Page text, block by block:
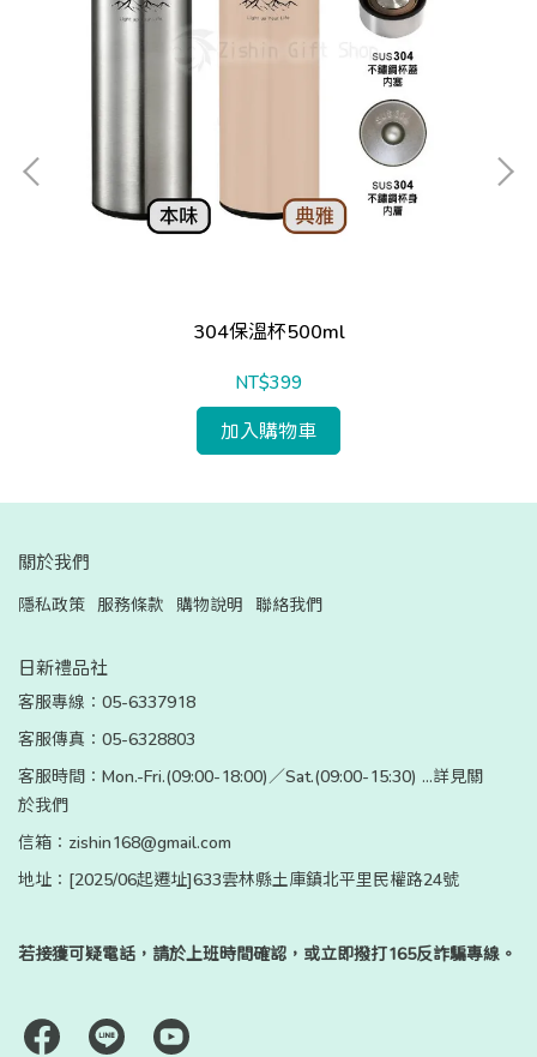
304保溫杯500ml
NT$399
加入購物車
關於我們
隱私政策 服務條款 購物說明 聯絡我們
日新禮品社
客服專線：05-6337918
客服傳真：05-6328803
客服時間：Mon.-Fri.(09:00-18:00)／Sat.(09:00-15:30) ...詳見關
於我們
信箱：zishin168@gmail.com
地址：[2025/06起遷址]633雲林縣土庫鎮北平里民權路24號
若接獲可疑電話，請於上班時間確認，或立即撥打165反詐騙專線。